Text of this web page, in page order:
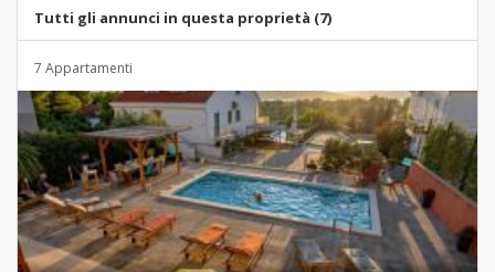
Tutti gli annunci in questa proprietà (7)
7 Appartamenti